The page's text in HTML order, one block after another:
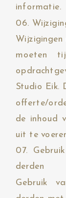
informatie.
06.
moeten
Studio Eik.
offerte/
de inhoud
uit te
07.
derden
Gebruik